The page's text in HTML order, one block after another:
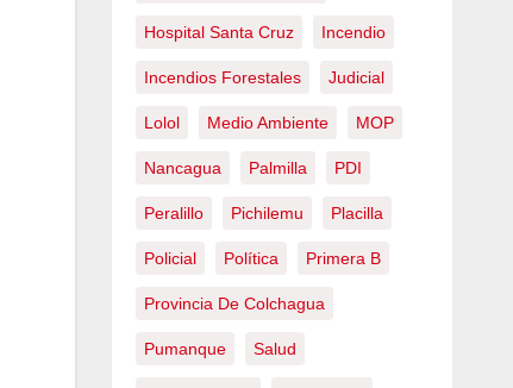
Hospital Santa Cruz Incendio
Incendios Forestales Judicial
Lolol Medio Ambiente MOP
Nancagua Palmilla PDI
Peralillo Pichilemu Placilla
Policial Política Primera B
Provincia De Colchagua
Pumanque Salud